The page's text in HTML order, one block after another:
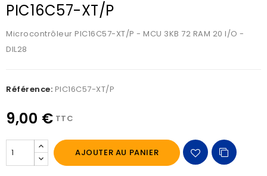
PIC16C57-XT/P
Microcontrôleur PIC16C57-XT/P - MCU 3KB 72 RAM 20 I/O -
DIL28
Référence: PIC16C57-XT/P
9,00 € TTC
AJOUTER AU PANIER